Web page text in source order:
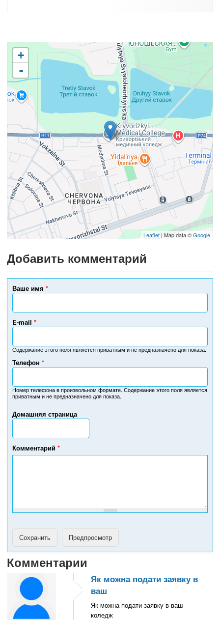
+
-
Leaflet | Map data ©Google
Добавить комментарий
Ваше имя *
E-mail *
Содержание этого поля является приватным и не предназначено для показа.
Домашняя страница
Телефон *
Н
м
е
т
л
е
ф
Номер телефона в произвольном формате. Содержание этого поля является
приватным и не предназначено для показа.
Комментарий *
Комментарии
Як можна подати заявку в
ваш
Як можна подати заявку в ваш
коледж